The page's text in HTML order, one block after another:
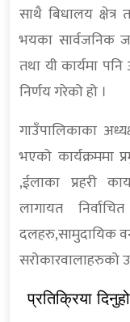
साथै बिधालय क्षेत्र
भयका सार्वजनिक
तथा यी कार्यमा
निर्णय गरेको हो ।
गाउँपालिकाका
भएको कार्यक्रममा
,ईलाका प्रहरी
लागायत
दलहरु,सामुदायिक
सरोकारवालाहरुको
प्रतिक्रिया